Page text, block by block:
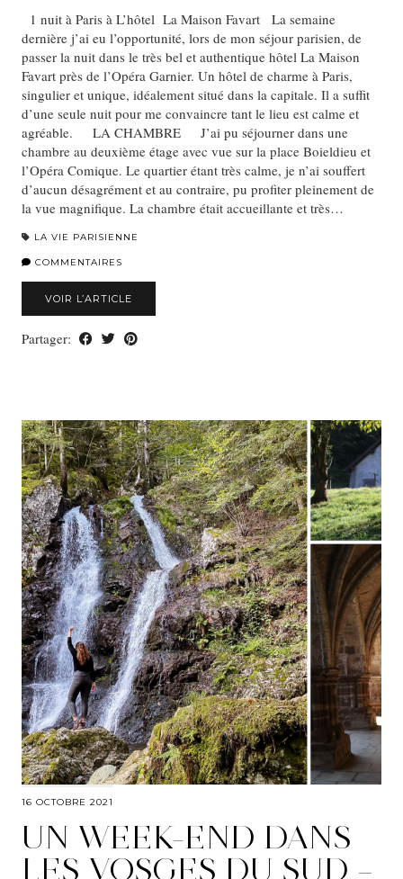
1 nuit à Paris à L’hôtel La Maison Favart La semaine
dernière j’ai eu l’opportunité, lors de mon séjour parisien, de
passer la nuit dans le très bel et authentique hôtel La Maison
Favart près de l’Opéra Garnier. Un hôtel de charme à Paris,
singulier et unique, idéalement situé dans la capitale. Il a suffit
d’une seule nuit pour me convaincre tant le lieu est calme et
agréable. LA CHAMBRE J’ai pu séjourner dans une
chambre au deuxième étage avec vue sur la place Boieldieu et
l’Opéra Comique. Le quartier étant très calme, je n’ai souffert
d’aucun désagrément et au contraire, pu profiter pleinement de
la vue magnifique. La chambre était accueillante et très…
LA VIE PARISIENNE
COMMENTAIRES
VOIR L’ARTICLE
Partager:
16 OCTOBRE 2021
UN WEEK-END DANS
LES VOSGES DU SUD –